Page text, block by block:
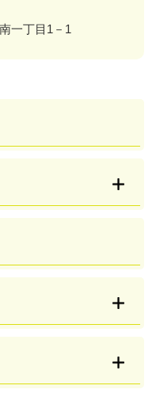
一丁目1－1